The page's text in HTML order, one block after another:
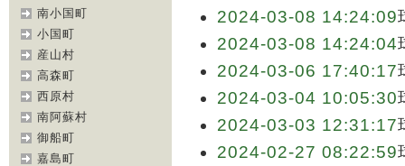
南小国町
小国町
産山村
高森町
西原村
南阿蘇村
御船町
嘉島町
2024-03-08 14:24:09
2024-03-08 14:24:04
2024-03-06 17:40:17
2024-03-04 10:05:30
2024-03-03 12:31:17
2024-02-27 08:22:59